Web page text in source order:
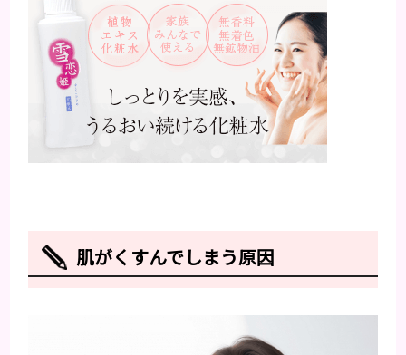
肌がくすんでしまう原因